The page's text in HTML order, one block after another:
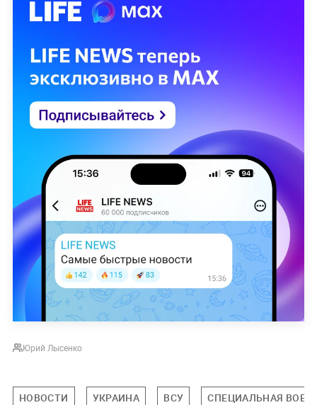
Юрий Лысенко
НОВОСТИ УКРАИНА ВСУ СПЕЦИАЛЬНАЯ